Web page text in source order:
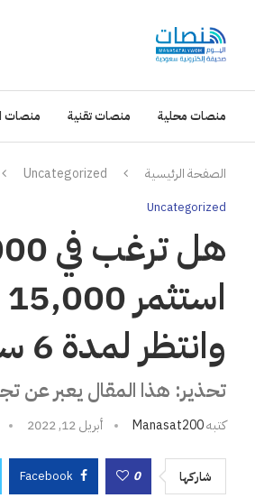
منصات محلية منصات تقنية منصات
الصفحة الرئيسية Uncategorized
Uncategorized
وانتظر لمدة 6 سنوات
تحذير: هذا المقال يعبر عن
كتبهManasat200 أبريل 12, 2022
شاركها 0
Facebook